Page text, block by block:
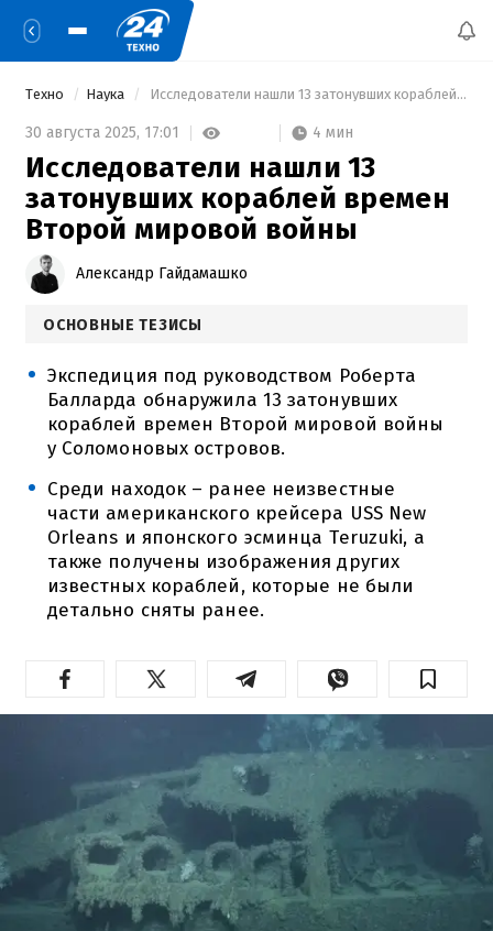
Техно Наука Исследователи нашли 13 затонувших кораблей времен Второй мировой войны
30 августа 2025, 17:01 4 мин
Исследователи нашли 13
затонувших кораблей времен
Второй мировой войны
Александр Гайдамашко
ОСНОВНЫЕ ТЕЗИСЫ
Экспедиция под руководством Роберта
Балларда обнаружила 13 затонувших
кораблей времен Второй мировой войны
у Соломоновых островов.
Среди находок – ранее неизвестные
части американского крейсера USS New
Orleans и японского эсминца Teruzuki, а
также получены изображения других
известных кораблей, которые не были
детально сняты ранее.